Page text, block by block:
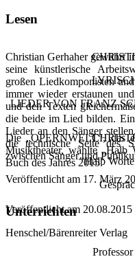
Lesen
Christian Gerhaher gewährt
seine künstlerische
großen Liedkomponisten
immer wieder erstaunen
und den Texten
die beide im Lied bilden.
Lieder an den Sänger
die technische Seite des
zwischen Sänger und
Veröffentlicht am 17. März
LIEDER VON FRANZ
Die „OPERNWELT“, das
Musiktheater, wählte „Halb
Buch des Jahres 2015.
Veröffentlicht am 20.08.2015
Henschel/Bärenreiter Verlag
"Halb
Unterrichten